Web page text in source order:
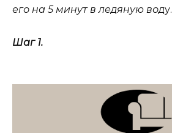
его на 5 минут в ледяную воду.
Шаг 1.